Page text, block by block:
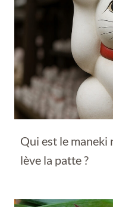
Qui est le maneki
lève la patte ?